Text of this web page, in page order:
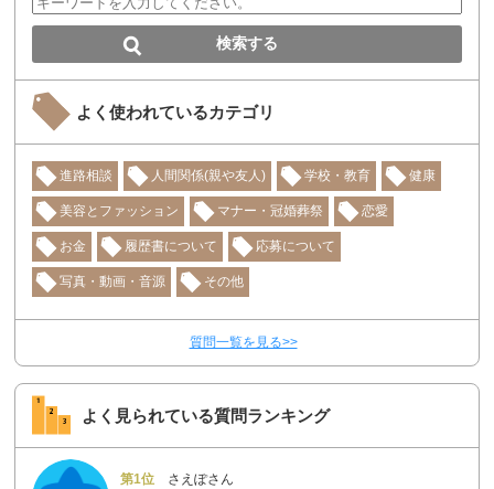
よく使われているカテゴリ
進路相談 人間関係(親や友人) 学校・教育 健康
美容とファッション マナー・冠婚葬祭 恋愛
お金 履歴書について 応募について
写真・動画・音源 その他
質問一覧を見る>>
よく見られている質問ランキング
第1位 さえぽさん